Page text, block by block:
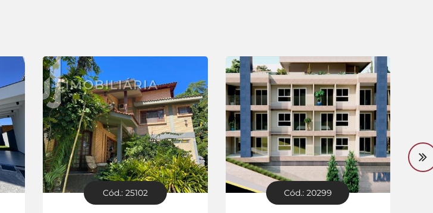
Cód.: 25102 Cód.: 20299